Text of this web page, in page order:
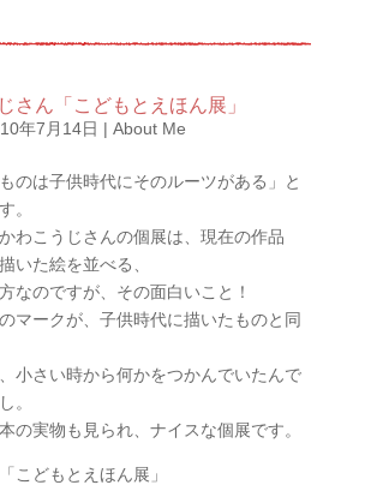
さん「こどもとえほん展」
年7月14日 | About Me
のは子供時代にそのルーツがある」と
。
わこうじさんの個展は、現在の作品
いた絵を並べる、
なのですが、その面白いこと！
マークが、子供時代に描いたものと同
小さい時から何かをつかんでいたんで
。
の実物も見られ、ナイスな個展です。
こどもとえほん展」